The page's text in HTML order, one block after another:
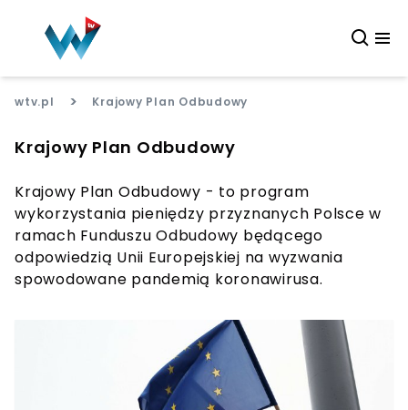
wtv.pl > Krajowy Plan Odbudowy
Krajowy Plan Odbudowy
Krajowy Plan Odbudowy - to program
wykorzystania pieniędzy przyznanych Polsce w
ramach Funduszu Odbudowy będącego
odpowiedzią Unii Europejskiej na wyzwania
spowodowane pandemią koronawirusa.